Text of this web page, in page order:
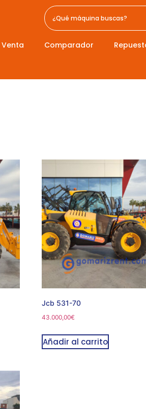
Venta Comparador
Jcb 531-70
43.000,00€
Añadir al carrito